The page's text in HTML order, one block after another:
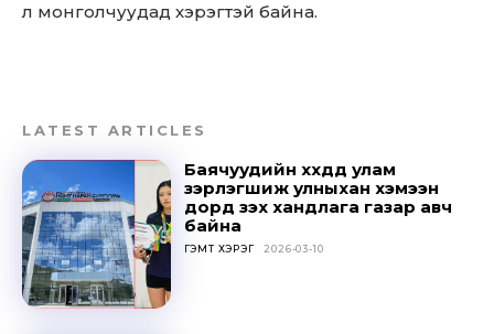
л монголчуудад хэрэгтэй байна.
LATEST ARTICLES
Баячуудийн хүүхдүүд улам
зэрлэгшиж улныхан хэмээн
дорд үзэх хандлага газар авч
байна
ГЭМТ ХЭРЭГ 2026-03-10